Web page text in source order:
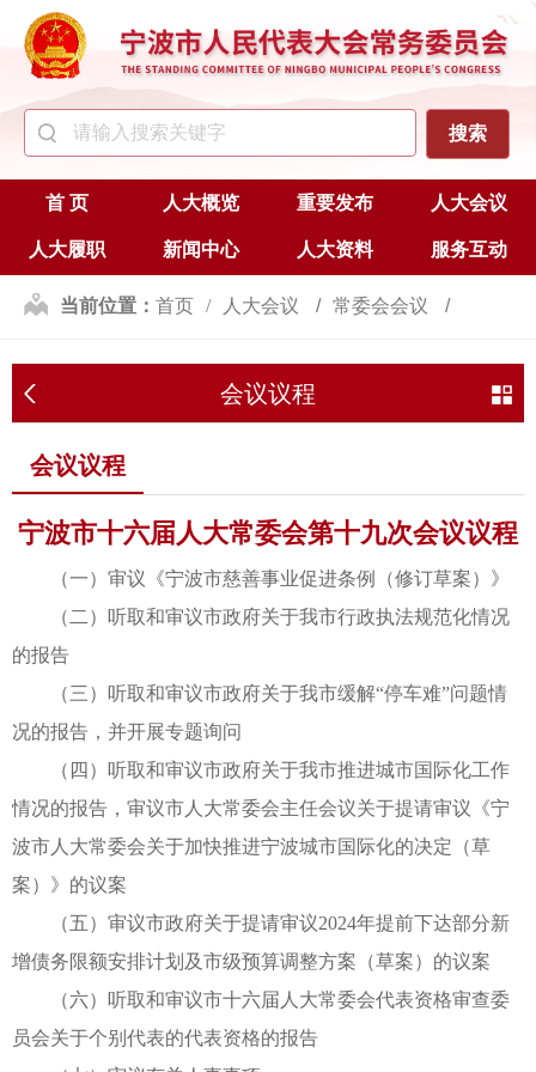
首 页 人大概览 重要发布 人大会议
人大履职 新闻中心 人大资料 服务互动
当前位置： 首页 人大会议 常委会会议
会议议程
会议议程
会议议程
宁波市十六届人大常委会第十九次会议议程
（一）审议《宁波市慈善事业促进条例（修订草案）》
（二）听取和审议市政府关于我市行政执法规范化情况
的报告
（三）听取和审议市政府关于我市缓解“停车难”问题情
况的报告，并开展专题询问
（四）听取和审议市政府关于我市推进城市国际化工作
情况的报告，审议市人大常委会主任会议关于提请审议《宁
波市人大常委会关于加快推进宁波城市国际化的决定（草
案）》的议案
（五）审议市政府关于提请审议2024年提前下达部分新
增债务限额安排计划及市级预算调整方案（草案）的议案
（六）听取和审议市十六届人大常委会代表资格审查委
员会关于个别代表的代表资格的报告